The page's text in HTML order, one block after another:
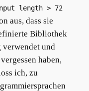
length > 72
aus, dass sie
Bibliothek
und
haben,
ich, zu